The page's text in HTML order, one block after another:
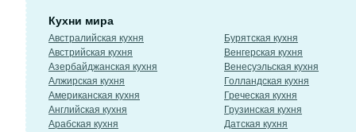
Кухни мира
Австралийская кухня
Австрийская кухня
Азербайджанская кухня
Алжирская кухня
Американская кухня
Английская кухня
Арабская кухня
Бурятская кухня
Венгерская кухня
Венесуэльская кухня
Голландская кухня
Греческая кухня
Грузинская кухня
Датская кухня